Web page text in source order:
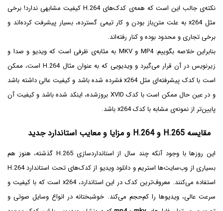
نکته‌ی جالب این است که همه‌ی کدک‌های H.264‌ کیفیت مشابهی ندارد! برخی
مثل x264 به علت متن‌باز بودن و کار تیمی گسترده، بسیار پیشرفت کرده‌اند و
برخی تجاری و محدود بوده و کنار رفته‌اند.
بنابراین خلاصه بگوییم: MP4 و MKV به مثابه‌ی ظرفی است که ویدیو و صدا و
زیرنویس در آن قرار می‌گیرد و ویدیویی که به عنوان مثال H.264‌ است، ممکن
است با کدک پیشرفته‌ای مثل x264 فشرده شده باشد و کیفیت عالی داشته باشد
و در عین حال ممکن است با کدک XVID بروزشده، اینکد شده باشد و کیفیت آن
پایین‌تر از نمونه‌ی مشابه با کدک x264 باشد.
مقایسه H.265‌ و H.264 و مزایا و معایب استاندارد جدید
این روزها با وجود آنکه چند سال از استانداردسازی H.265‌ گذشته، هنوز هم
استفاده می‌کنند. معروف‌ترین کدک در این استاندارد، x264 است که با کیفیت و
سرعت عالی، ویدیوها را کم‌حجم می‌کند. خوشبختانه در انواع وسایل صوتی و